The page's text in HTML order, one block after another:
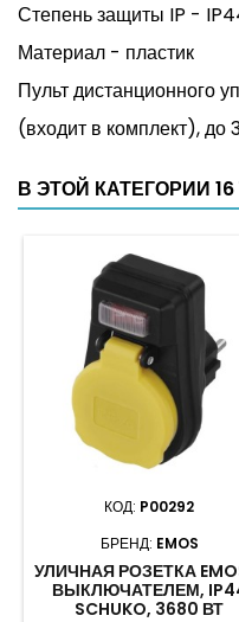
Степень защиты IP -
Материал - пластик
Пульт дистанционного
(входит в комплект), до
В ЭТОЙ КАТЕГОРИИ
КОД: P00292
БРЕНД: EMOS
УЛИЧНАЯ РОЗЕТКА
ВЫКЛЮЧАТЕЛЕМ,
SCHUKO, 3680 ВТ